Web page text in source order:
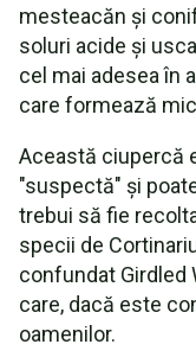
mesteacăn și
soluri acide și
cel mai adesea în
care formează
Această ciupercă
"suspectă" și
trebui să fie
specii de
confundat Girdled
care, dacă este
oamenilor.